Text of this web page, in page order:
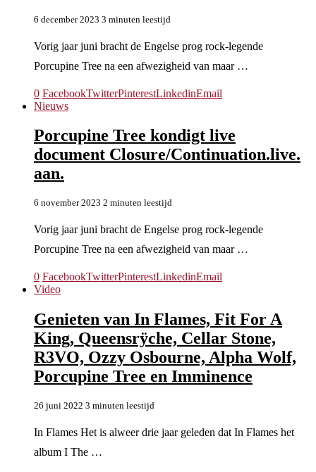
6 december 2023 3 minuten leestijd
Vorig jaar juni bracht de Engelse prog rock-legende
Porcupine Tree na een afwezigheid van maar …
0 FacebookTwitterPinterestLinkedinEmail
Nieuws
Porcupine Tree kondigt live
document Closure/Continuation.live.
aan.
6 november 2023 2 minuten leestijd
Vorig jaar juni bracht de Engelse prog rock-legende
Porcupine Tree na een afwezigheid van maar …
0 FacebookTwitterPinterestLinkedinEmail
Video
Genieten van In Flames, Fit For A
King, Queensrÿche, Cellar Stone,
R3VO, Ozzy Osbourne, Alpha Wolf,
Porcupine Tree en Imminence
26 juni 2022 3 minuten leestijd
In Flames Het is alweer drie jaar geleden dat In Flames het
album I The …